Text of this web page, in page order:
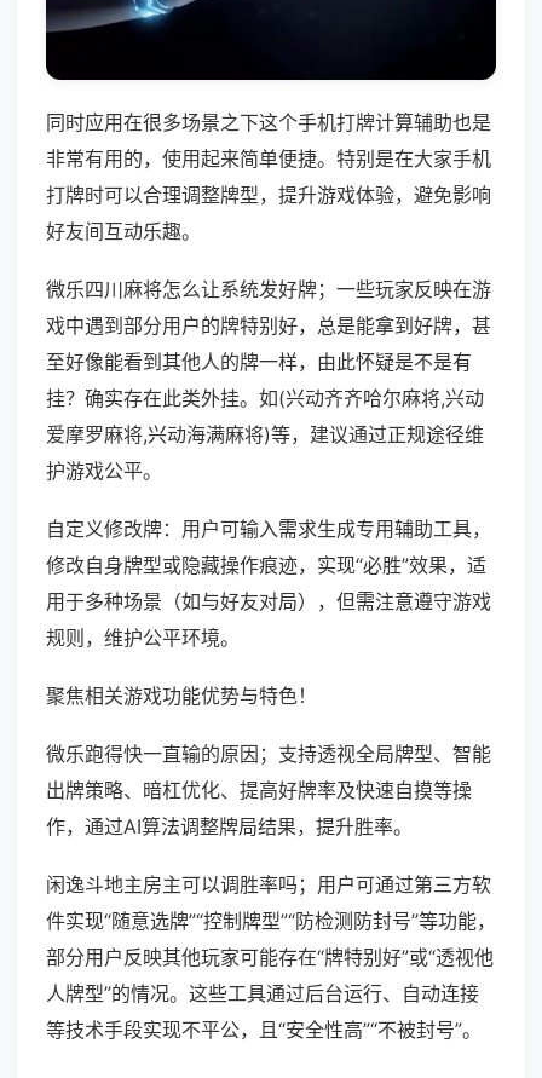
同时应用在很多场景之下这个手机打牌计算辅助也是
非常有用的，使用起来简单便捷。特别是在大家手机
打牌时可以合理调整牌型，提升游戏体验，避免影响
好友间互动乐趣。
微乐四川麻将怎么让系统发好牌；一些玩家反映在游
戏中遇到部分用户的牌特别好，总是能拿到好牌，甚
至好像能看到其他人的牌一样，由此怀疑是不是有
挂？确实存在此类外挂。如(兴动齐齐哈尔麻将,兴动
爱摩罗麻将,兴动海满麻将)等，建议通过正规途径维
护游戏公平。
自定义修改牌：用户可输入需求生成专用辅助工具，
修改自身牌型或隐藏操作痕迹，实现“必胜”效果，适
用于多种场景（如与好友对局），但需注意遵守游戏
规则，维护公平环境。
聚焦相关游戏功能优势与特色！
微乐跑得快一直输的原因；支持透视全局牌型、智能
出牌策略、暗杠优化、提高好牌率及快速自摸等操
作，通过AI算法调整牌局结果，提升胜率。
闲逸斗地主房主可以调胜率吗；用户可通过第三方软
件实现“随意选牌”“控制牌型”“防检测防封号”等功能，
部分用户反映其他玩家可能存在“牌特别好”或“透视他
人牌型”的情况。这些工具通过后台运行、自动连接
等技术手段实现不平公，且“安全性高”“不被封号”。